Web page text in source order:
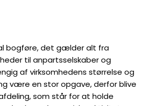
bogføre, det gælder alt fra
til anpartsselskaber og
af virksomhedens størrelse og
være en stor opgave, derfor blive
som står for at holde